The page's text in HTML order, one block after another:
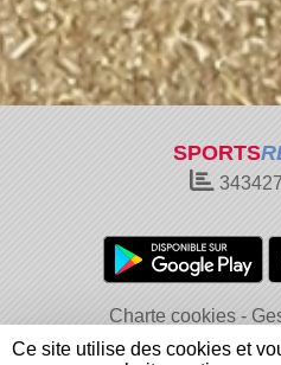
SPORTS
343427
Charte cookies
Informations légales
Ce site utilise des cookies et